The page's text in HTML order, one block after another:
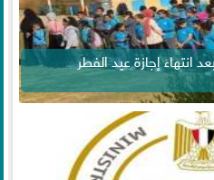
انتهاء إجازة عيد الفطر